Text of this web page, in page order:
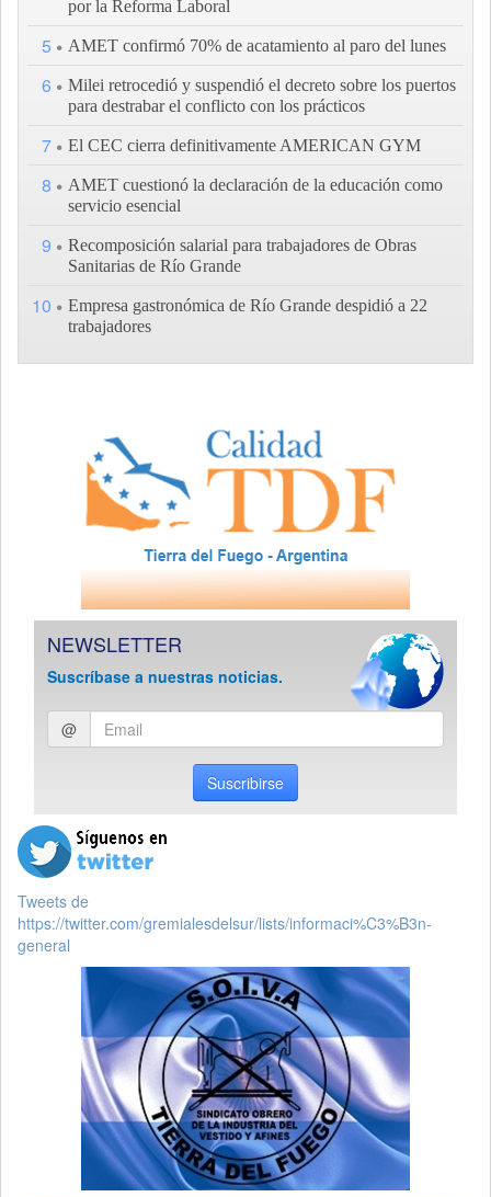
por la Reforma Laboral
5 AMET confirmó 70% de acatamiento al paro del lunes
6
Milei retrocedió y suspendió el decreto sobre los puertos
para destrabar el conflicto con los prácticos
7 El CEC cierra definitivamente AMERICAN GYM
8
AMET cuestionó la declaración de la educación como
servicio esencial
9
Recomposición salarial para trabajadores de Obras
Sanitarias de Río Grande
10
Empresa gastronómica de Río Grande despidió a 22
trabajadores
NEWSLETTER
Suscríbase a nuestras noticias.
Ingresar
email
@
Suscribirse
Tweets de
https://twitter.com/gremialesdelsur/lists/informaci%C3%B3n-
general